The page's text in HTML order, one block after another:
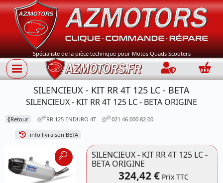
Spécialiste de la pièce technique pour Motos Quads Scooters
Connection
SILENCIEUX - KIT RR 4T 125 LC - BETA
SILENCIEUX - KIT RR 4T 125 LC - BETA ORIGINE
⟪Retour RR 125 ENDURO 4T 021.46.000.82.00
info livraison BETA
SILENCIEUX - KIT RR 4T 125 LC -
BETA ORIGINE
324,42 € Prix TTC